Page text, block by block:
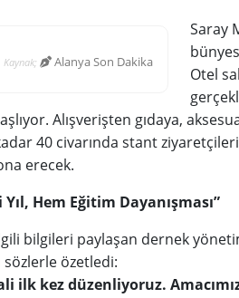
Kaynak; Alanya Son Dakika
Saray
Otel
Alışverişten gıdaya,
40 civarında stant
erecek.
Yıl, Hem Eğitim Dayanışması”
bilgileri paylaşan dernek
sözlerle özetledi:
ilk kez düzenliyoruz.